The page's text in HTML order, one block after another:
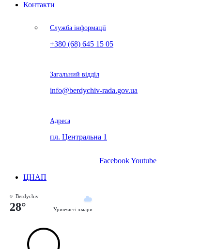
Контакти
Служба інформації
+380 (68) 645 15 05
Загальний відділ
info@berdychiv-rada.gov.ua
Адреса
пл. Центральна 1
FacebookYoutube
ЦНАП
Berdychiv
28° Уривчасті хмари